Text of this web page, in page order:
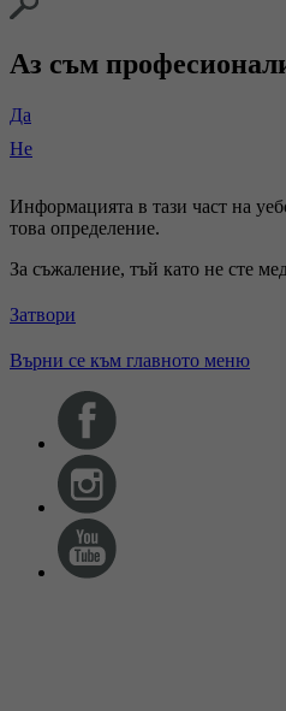
Аз съм
Да
Не
Информацията в тази част на
това определение.
За съжаление, тъй като не сте
Затвори
Върни се към главното меню